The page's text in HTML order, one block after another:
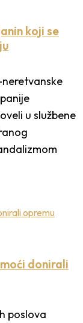
koji se
u službene
donirali
poslova